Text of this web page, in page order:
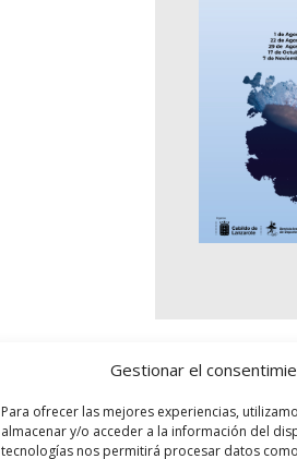
Gestionar el
Para ofrecer las mejores experiencias,
almacenar y/o acceder a la información del
tecnologías nos permitirá procesar datos
logo SID